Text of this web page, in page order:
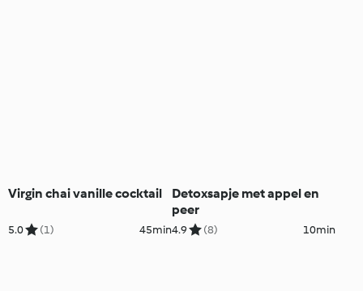
Virgin chai vanille cocktail
5.0 (1) 45min
Detoxsapje met appel en
peer
4.9 (8) 10min